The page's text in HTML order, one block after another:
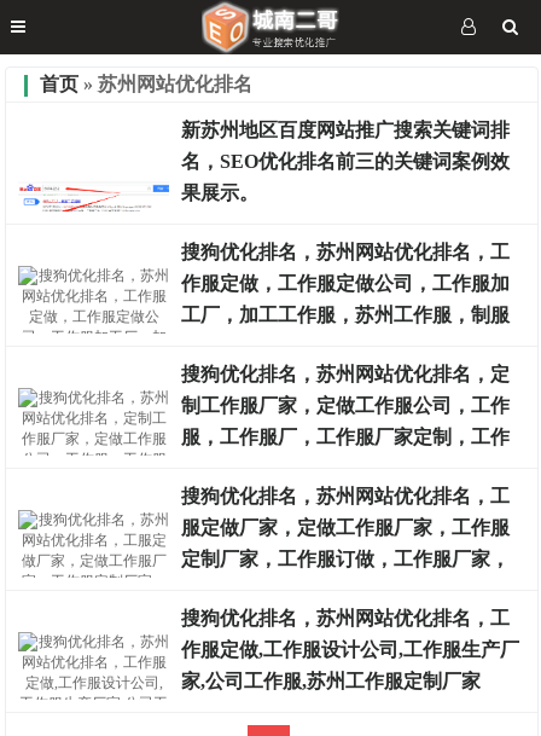
首页 » 苏州网站优化排名
排名案例
新苏州地区百度网站推广搜索关键词排
名，SEO优化排名前三的关键词案例效
果展示。
排名案例
搜狗优化排名，苏州网站优化排名，工
作服定做，工作服定做公司，工作服加
工厂，加工工作服，苏州工作服，制服
排名案例
搜狗优化排名，苏州网站优化排名，定
制工作服厂家，定做工作服公司，工作
服，工作服厂，工作服厂家定制，工作
排名案例
搜狗优化排名，苏州网站优化排名，工
服定做厂家，定做工作服厂家，工作服
定制厂家，工作服订做，工作服厂家，
搜狗优化排名，苏州网站优化排名，工
作服定做,工作服设计公司,工作服生产厂
家,公司工作服,苏州工作服定制厂家